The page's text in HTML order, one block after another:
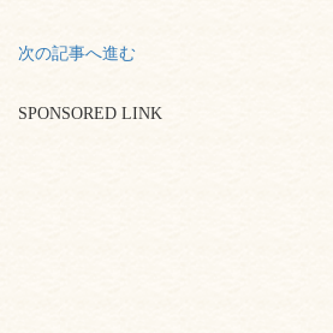
次の記事へ進む
SPONSORED LINK